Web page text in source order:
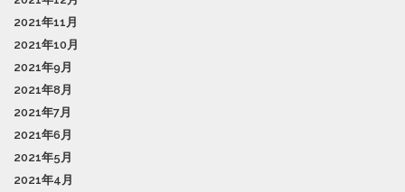
2021年11月
2021年10月
2021年9月
2021年8月
2021年7月
2021年6月
2021年5月
2021年4月